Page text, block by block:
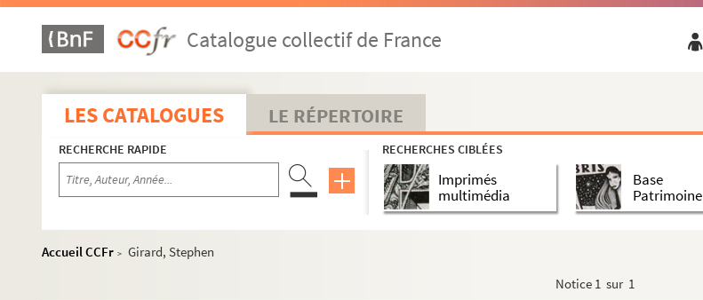
Catalogue collectif de France
LES CATALOGUES LE RÉPERTOIRE
RECHERCHE RAPIDE RECHERCHES CIBLÉES
Imprimés
multimédia
Base
Patrimoine
Accueil CCFr > Girard, Stephen
Notice 1 sur 1
POR_Boîte 23_Pochette 79. Gérard, Philippe-Louis (Abbé)
POR_Boîte 23_Pochette 80. Gerbais, Jean
POR_Boîte 23_Pochette 81. Gerbier, Balthasar
POR_Boîte 23_Pochette 82. Gerbier, Pierre-Jean-Baptiste
POR_Boîte 23_Pochette 83. Gerlach, Adolphe (De)
POR_Boîte 23_Pochette 84. Germanicus, Caius-Julius-Caesar